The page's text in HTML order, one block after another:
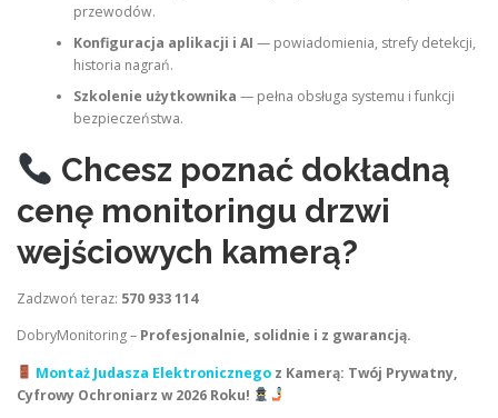
przewodów.
Konfiguracja aplikacji i AI — powiadomienia, strefy detekcji,
historia nagrań.
Szkolenie użytkownika — pełna obsługa systemu i funkcji
bezpieczeństwa.
Chcesz poznać dokładną
cenę monitoringu drzwi
wejściowych kamerą?
Zadzwoń teraz: 570 933 114
DobryMonitoring – Profesjonalnie, solidnie i z gwarancją.
Montaż Judasza Elektronicznegoz Kamerą: Twój Prywatny,
Cyfrowy Ochroniarz w 2026 Roku!